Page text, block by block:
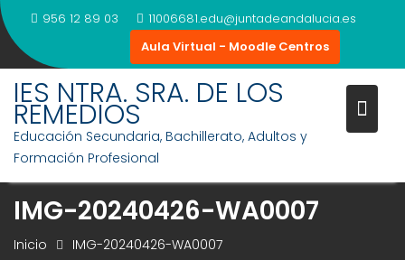
Saltar
al
contenido
956 12 89 03
11006681.edu@juntadeandalucia.es
Aula Virtual - Moodle Centros
IES NTRA. SRA. DE LOS
REMEDIOS
Educación Secundaria, Bachillerato, Adultos y
Formación Profesional
IMG-20240426-WA0007
Inicio IMG-20240426-WA0007